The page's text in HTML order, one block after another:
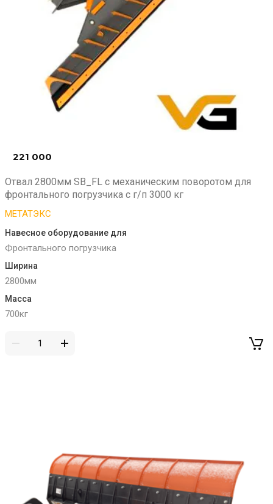
221 000
Отвал 2800мм SB_FL с механическим поворотом для
фронтального погрузчика с г/п 3000 кг
МЕТАТЭКС
Навесное оборудование для
Фронтального погрузчика
Ширина
2800мм
Масса
700кг